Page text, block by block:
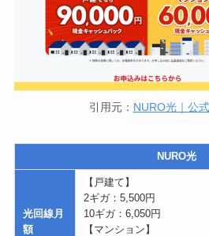
引用元： NURO光｜公
NURO光
光回線月
額
【戸建て】
2ギガ：5,500円
10ギガ：6,050円
【マンション】